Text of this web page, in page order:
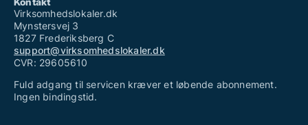
Virksomhedslokaler.dk
Mynstersvej 3
1827 Frederiksberg C
support@virksomhedslokaler.dk
CVR: 29605610
Fuld adgang til servicen kræver et løbende abonnement.
Ingen bindingstid.